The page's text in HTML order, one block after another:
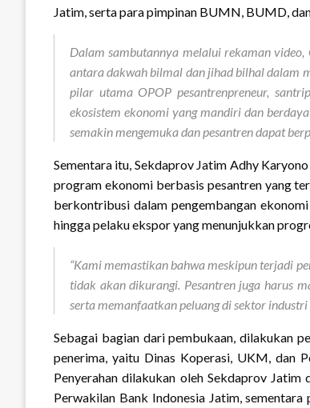
Jatim, serta para pimpinan BUMN, BUMD,
Dalam sambutannya melalui rekaman
antara dakwah bilmal dan jihad bilhal dalam
pilar utama OPOP pesantrenpreneur,
ekosistem ekonomi yang mandiri dan
semakin mengemuka dan pesantren dapat
Sementara itu, Sekdaprov Jatim Adhy
program ekonomi berbasis pesantren yang
berkontribusi dalam pengembangan
hingga pelaku ekspor yang menunjukkan
“Kami memastikan bahwa meskipun terjadi
tidak akan dikurangi. Pesantren juga harus
serta memanfaatkan peluang di sektor industri
Sebagai bagian dari pembukaan, dilakukan
penerima, yaitu Dinas Koperasi, UKM, dan
Penyerahan dilakukan oleh Sekdaprov
Perwakilan Bank Indonesia Jatim,